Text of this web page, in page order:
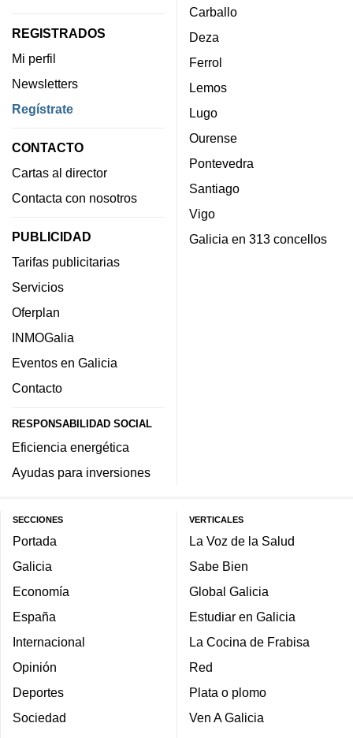
REGISTRADOS
Mi perfil
Newsletters
Regístrate
CONTACTO
Cartas al director
Contacta con nosotros
PUBLICIDAD
Tarifas publicitarias
Servicios
Oferplan
INMOGalia
Eventos en Galicia
Contacto
RESPONSABILIDAD SOCIAL
Eficiencia energética
Ayudas para inversiones
Carballo
Deza
Ferrol
Lemos
Lugo
Ourense
Pontevedra
Santiago
Vigo
Galicia en 313 concellos
SECCIONES
Portada
Galicia
Economía
España
Internacional
Opinión
Deportes
Sociedad
VERTICALES
La Voz de la Salud
Sabe Bien
Global Galicia
Estudiar en Galicia
La Cocina de Frabisa
Red
Plata o plomo
Ven A Galicia